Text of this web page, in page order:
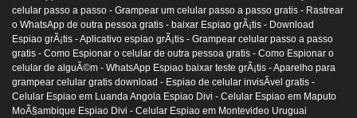
celular passo a passo - Grampear um celular passo a passo gratis - Rastrear
o WhatsApp de outra pessoa gratis - baixar Espiao grÃ¡tis - Download
Espiao grÃ¡tis -Aplicativo espiao grÃ¡tis - Grampear celular passo a passo
gratis - Como Espionar o celular de outra pessoa gratis - Como Espionar o
celular de alguÃ©m - WhatsApp Espiao baixar teste grÃ¡tis -Aparelho para
grampear celular gratis download - Espiao de celular invisÃ­vel gratis -
Celular Espiao em Luanda Angola Espiao Divi - Celular Espiao em Maputo
MoÃ§ambique Espiao Divi - Celular Espiao em Montevideo Uruguai